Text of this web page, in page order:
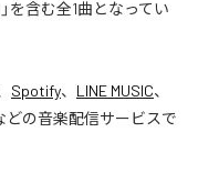
を含む全1曲となってい
Spotify、 LINE MUSIC、
どの音楽配信サービスで